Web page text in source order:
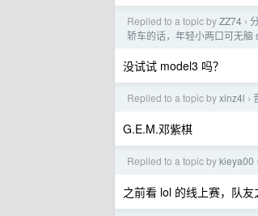
Replied to a topic byZZ74 ›
轿车的话，年轻小两口可无脑
没试试 model3 吗？
Replied to a topic byxinz4l ›
G.E.M.邓紫棋
Replied to a topic bykieya00 ›
之前看 lol 的线上赛，队